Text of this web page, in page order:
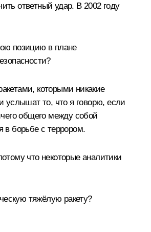
ответный удар. В 2002 году
позицию в плане
которыми никакие
услышат то, что я говорю, если
общего между собой
в борьбе с террором.
что некоторые аналитики
тяжёлую ракету?